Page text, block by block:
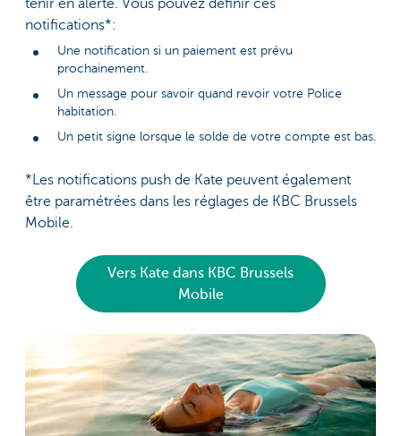
tenir en alerte. Vous pouvez définir ces
notifications*:
Une notification si un paiement est prévu
prochainement.
Un message pour savoir quand revoir votre Police
habitation.
Un petit signe lorsque le solde de votre compte est bas.
*Les notifications push de Kate peuvent également
être paramétrées dans les réglages de KBC Brussels
Mobile.
Vers Kate dans KBC Brussels
Mobile